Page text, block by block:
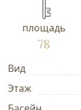
площадь
78
Вид
Этаж